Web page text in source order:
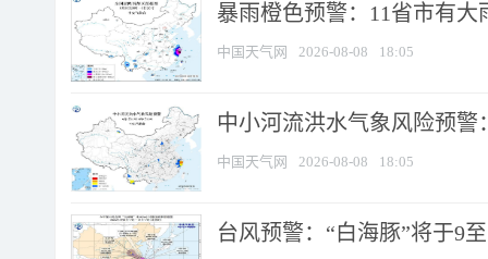
暴雨橙色预警：11省市有
中国天气网 2026-08-08 18:05
中小河流洪水气象风险预
中国天气网 2026-08-08 18:05
台风预警：“白海豚”将于9